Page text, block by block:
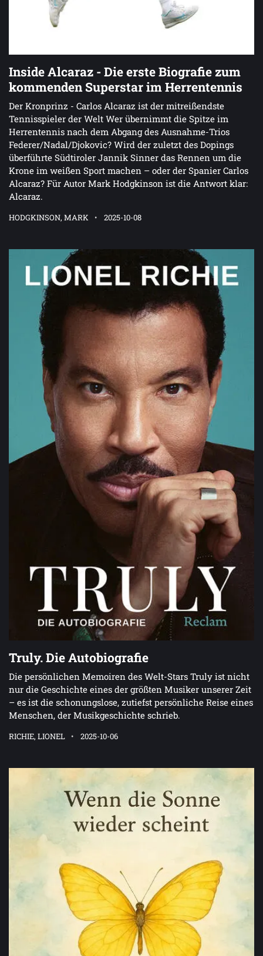
Inside Alcaraz - Die erste Biografie zum
kommenden Superstar im Herrentennis
Der Kronprinz - Carlos Alcaraz ist der mitreißendste
Tennisspieler der Welt Wer übernimmt die Spitze im
Herrentennis nach dem Abgang des Ausnahme-Trios
Federer/Nadal/Djokovic? Wird der zuletzt des Dopings
überführte Südtiroler Jannik Sinner das Rennen um die
Krone im weißen Sport machen – oder der Spanier Carlos
Alcaraz? Für Autor Mark Hodgkinson ist die Antwort klar:
Alcaraz.
HODGKINSON, MARK 2025-10-08
Truly. Die Autobiografie
Die persönlichen Memoiren des Welt-Stars Truly ist nicht
nur die Geschichte eines der größten Musiker unserer Zeit
– es ist die schonungslose, zutiefst persönliche Reise eines
Menschen, der Musikgeschichte schrieb.
RICHIE, LIONEL 2025-10-06